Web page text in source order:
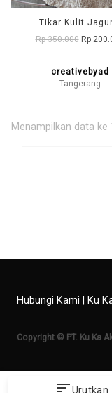
Tikar Kulit
Rp 350.000 Rp
creativebyad
Tangerang
Menampilkan data
sortUrutkan
Hubungi Kami Ku
Copyright © PT. Ku Ka